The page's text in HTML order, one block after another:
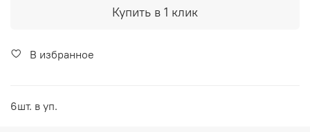
Купить в 1 клик
В избранное
6шт. в уп.